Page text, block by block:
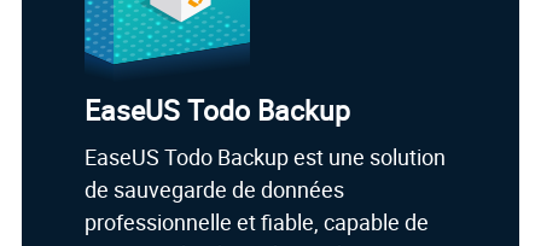
EaseUS Todo Backup
EaseUS Todo Backup est une solution
de sauvegarde de données
professionnelle et fiable, capable de